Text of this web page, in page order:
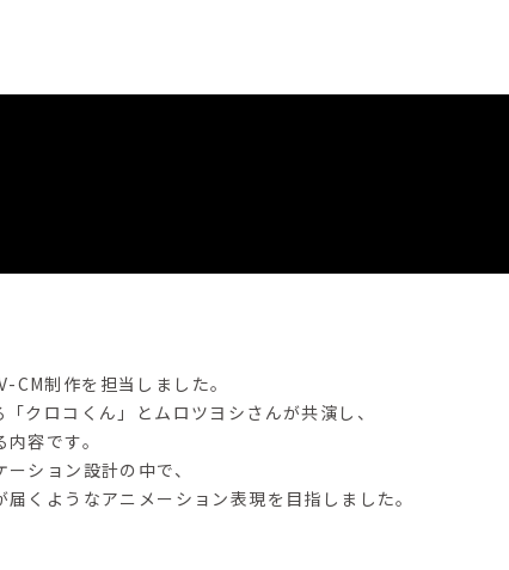
制作を担当しました。
クロコくん」とムロツヨシさんが共演し、
容です。
ション設計の中で、
くようなアニメーション表現を目指しました。